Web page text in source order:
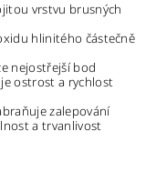
vrstvu brusných
hlinitého částečně
nejostřejší bod
ostrost a rychlost
zalepování
a trvanlivost